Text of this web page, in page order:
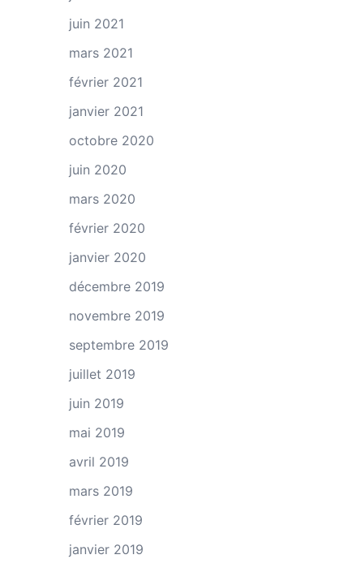
juin 2021
mars 2021
février 2021
janvier 2021
octobre 2020
juin 2020
mars 2020
février 2020
janvier 2020
décembre 2019
novembre 2019
septembre 2019
juillet 2019
juin 2019
mai 2019
avril 2019
mars 2019
février 2019
janvier 2019